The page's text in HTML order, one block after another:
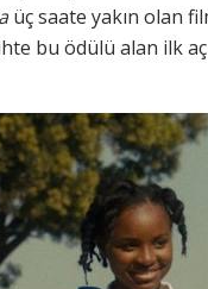
üç saate yakın olan
bu ödülü alan ilk